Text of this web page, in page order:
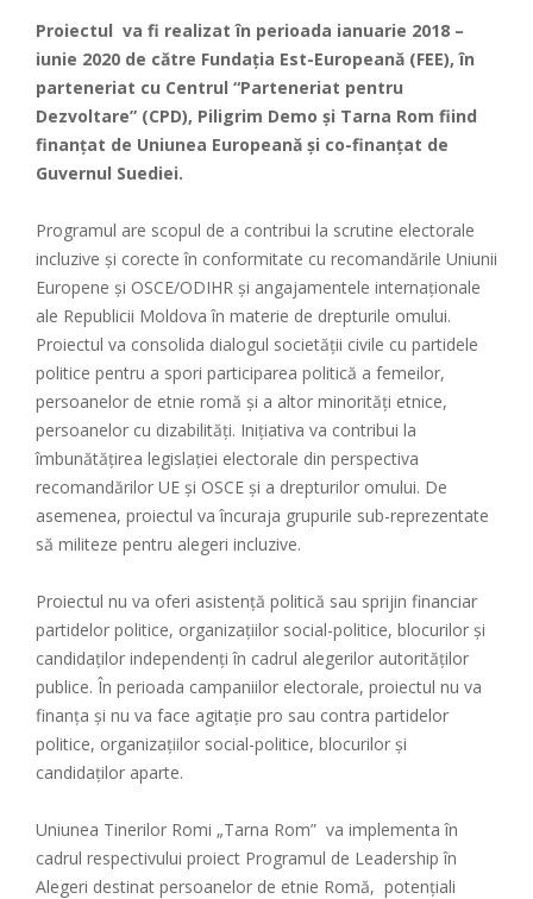
Proiectul va fi realizat în perioada ianuarie 2018 –
iunie 2020 de către Fundația Est-Europeană (FEE), în
parteneriat cu Centrul “Parteneriat pentru
Dezvoltare” (CPD), Piligrim Demo şi Tarna Rom fiind
finanţat de Uniunea Europeană şi co-finanţat de
Guvernul Suediei.
Programul are scopul de a contribui la scrutine electorale
incluzive şi corecte în conformitate cu recomandările Uniunii
Europene şi OSCE/ODIHR şi angajamentele internaţionale
ale Republicii Moldova în materie de drepturile omului.
Proiectul va consolida dialogul societăţii civile cu partidele
politice pentru a spori participarea politică a femeilor,
persoanelor de etnie romă şi a altor minorităţi etnice,
persoanelor cu dizabilităţi. Iniţiativa va contribui la
îmbunătăţirea legislaţiei electorale din perspectiva
recomandărilor UE şi OSCE şi a drepturilor omului. De
asemenea, proiectul va încuraja grupurile sub-reprezentate
să militeze pentru alegeri incluzive.
Proiectul nu va oferi asistență politică sau sprijin financiar
partidelor politice, organizaţiilor social-politice, blocurilor şi
candidaţilor independenți în cadrul alegerilor autorităţilor
publice. În perioada campaniilor electorale, proiectul nu va
finanța și nu va face agitaţie pro sau contra partidelor
politice, organizaţiilor social-politice, blocurilor şi
candidaţilor aparte.
Uniunea Tinerilor Romi „Tarna Rom” va implementa în
cadrul respectivului proiect Programul de Leadership în
Alegeri destinat persoanelor de etnie Romă, potenţiali